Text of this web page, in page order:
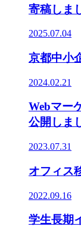
寄稿しま
2025.07.04
京都中小
2024.02.21
Webマー
公開しま
2023.07.31
オフィス
2022.09.16
学生長期